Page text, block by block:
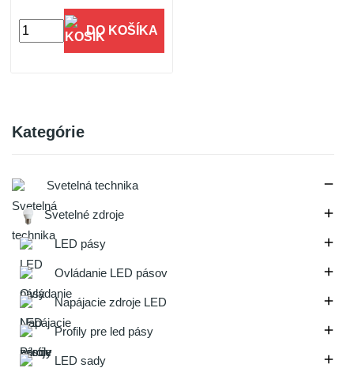
Kategórie
Svetelná technika 
Svetelné zdroje 
LED pásy 
Ovládanie LED pásov 
Napájacie zdroje LED 
Profily pre led pásy 
LED sady 
DO KOŠÍKA